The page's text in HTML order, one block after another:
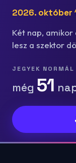
2026. október
Két nap,
lesz a szektor
JEGYEK NORMÁL
még 51